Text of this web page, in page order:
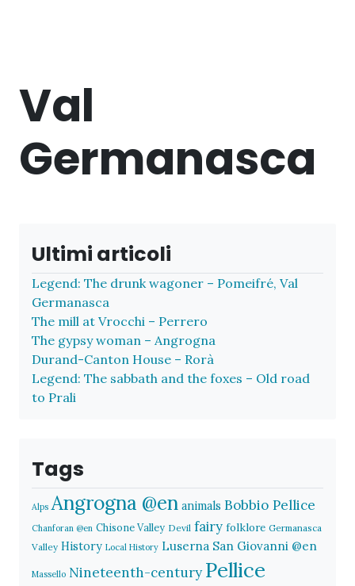
Val
Germanasca
Ultimi articoli
Legend: The drunk wagoner – Pomeifré, Val
Germanasca
The mill at Vrocchi – Perrero
The gypsy woman – Angrogna
Durand-Canton House – Rorà
Legend: The sabbath and the foxes – Old road
to Prali
Tags
Alps Angrogna @en animals Bobbio Pellice
Chanforan @en Chisone Valley Devil fairy folklore Germanasca
Valley History Local History Luserna San Giovanni @en
Massello Nineteenth-century Pellice